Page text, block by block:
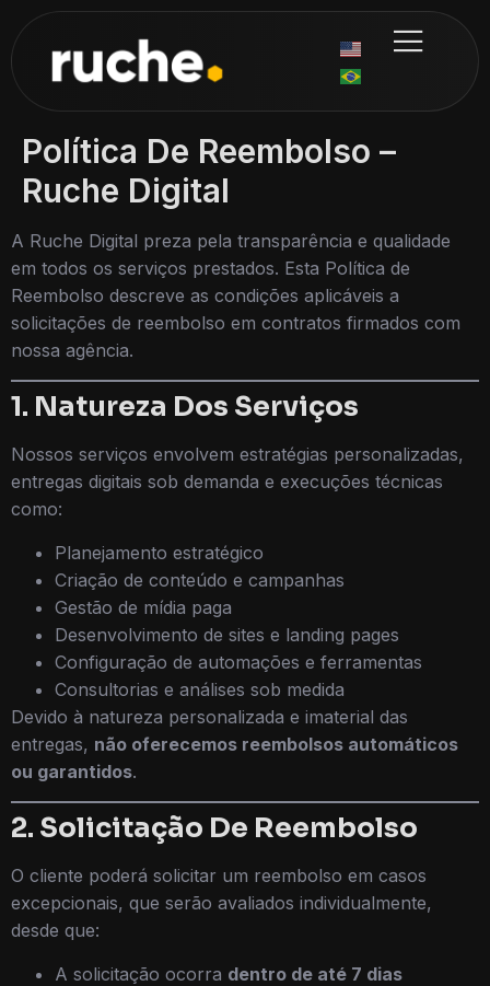
Política De Reembolso –
Ruche Digital
A Ruche Digital preza pela transparência e qualidade
em todos os serviços prestados. Esta Política de
Reembolso descreve as condições aplicáveis a
solicitações de reembolso em contratos firmados com
nossa agência.
1. Natureza Dos Serviços
Nossos serviços envolvem estratégias personalizadas,
entregas digitais sob demanda e execuções técnicas
como:
Planejamento estratégico
Criação de conteúdo e campanhas
Gestão de mídia paga
Desenvolvimento de sites e landing pages
Configuração de automações e ferramentas
Consultorias e análises sob medida
Devido à natureza personalizada e imaterial das
entregas, não oferecemos reembolsos automáticos
ou garantidos.
2. Solicitação De Reembolso
O cliente poderá solicitar um reembolso em casos
excepcionais, que serão avaliados individualmente,
desde que:
A solicitação ocorra dentro de até 7 dias